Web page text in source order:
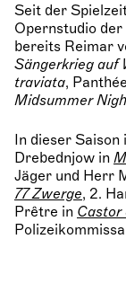
Seit der
Opernstudio
bereits Reimar
Sängerkrieg auf
traviata,
Midsummer
In dieser
Drebednjow in
Jäger und Herr
77 Zwerge, 2.
Prêtre in Castor